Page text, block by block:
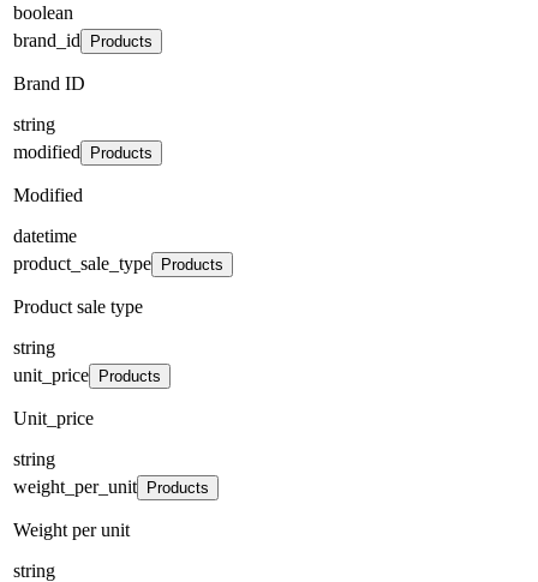
boolean
brand_id
Products
Brand ID
string
modified
Products
Modified
datetime
product_sale_type
Products
Product sale type
string
unit_price
Products
Unit_price
string
weight_per_unit
Products
Weight per unit
string